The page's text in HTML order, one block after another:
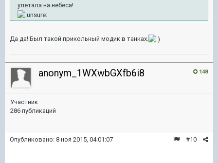
улетала на небеса!
Да да! Был такой прикольный модик в танках.
148
anonym_1WXwbGXfb6i8
Участник
286 публикаций
#10
Опубликовано: 8 ноя 2015, 04:01:07